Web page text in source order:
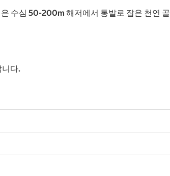
수심 50-200m 해저에서 통발로 잡은 천연
니다.